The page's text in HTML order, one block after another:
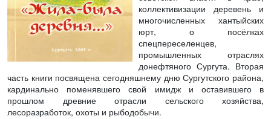
коллективизации деревень и
многочисленных хантыйских
юрт, о посёлках
спецпереселенцев,
промышленных отраслях
донефтяного Сургута. Вторая
часть книги посвящена сегодняшнему дню Сургутского района,
кардинально поменявшего свой имидж и оставившего в
прошлом древние отрасли сельского хозяйства,
лесоразработок, охоты и рыбодобычи.